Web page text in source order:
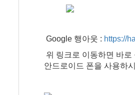
Google 행아웃 : https://
위 링크로 이동하면 바
안드로이드 폰을 사용하